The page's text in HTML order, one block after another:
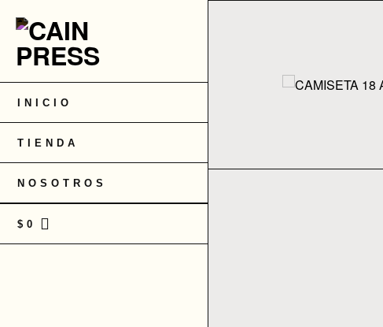
contenido
INICIO
TIENDA
NOSOTROS
$ 0